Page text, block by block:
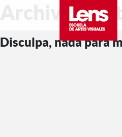
Archivo de
Disculpa, nada para